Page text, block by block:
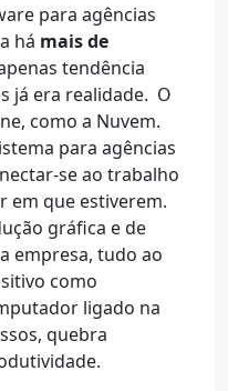
para agências
há mais de
tendência
já era realidade. O
como a Nuvem.
para agências
se ao trabalho
em que estiverem.
gráfica e de
empresa, tudo ao
como
ligado na
quebra